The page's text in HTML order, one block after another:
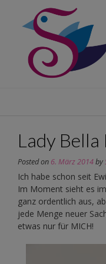
content
Lady Bella
Posted on 6. März 2014by
Ich habe schon seit
Im Moment sieht es
ganz ordentlich aus,
jede Menge neuer
etwas nur für MICH!